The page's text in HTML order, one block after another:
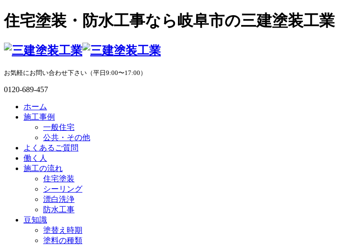
住宅塗装・防水工事なら岐阜市の三建塗装工業
お気軽にお問い合わせ下さい（平日9:00〜17:00）
0120-689-457
ホーム
施工事例
一般住宅
公共・その他
よくあるご質問
働く人
施工の流れ
住宅塗装
シーリング
漂白洗浄
防水工事
豆知識
塗替え時期
塗料の種類